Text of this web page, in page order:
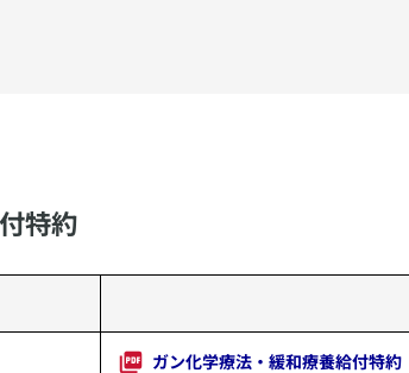
特約
ガン化学療法・緩和療養給付特約